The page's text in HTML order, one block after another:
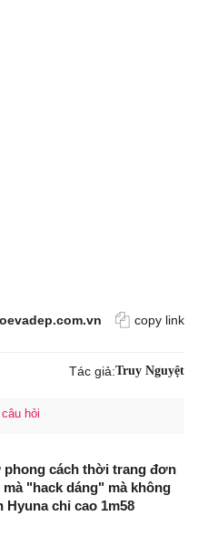
copy link
Tác giả:Truy Nguyệt
câu hỏi
phong cách thời trang đơn
mà "hack dáng" mà không
Hyuna chỉ cao 1m58